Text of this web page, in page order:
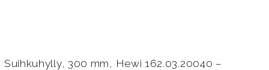
Suihkuhylly, 300 mm, Hewi 162.03.20040 –